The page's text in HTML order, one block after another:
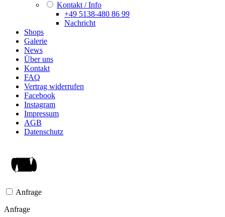
Kontakt / Info
+49 5138-480 86 99
Nachricht
Shops
Galerie
News
Über uns
Kontakt
FAQ
Vertrag widerrufen
Facebook
Instagram
Impressum
AGB
Datenschutz
Anfrage
Anfrage